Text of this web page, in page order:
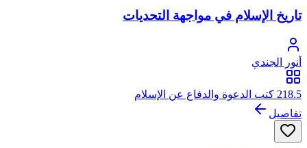
تاريخ الإسلام في مواجهة التحديات
أنور الجندي
218.5 كتب الدعوة والدفاع عن الإسلام
تفاصيل